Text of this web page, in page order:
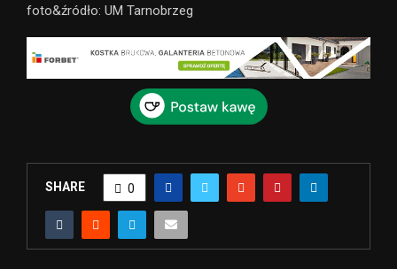
foto&źródło: UM Tarnobrzeg
SHARE 0